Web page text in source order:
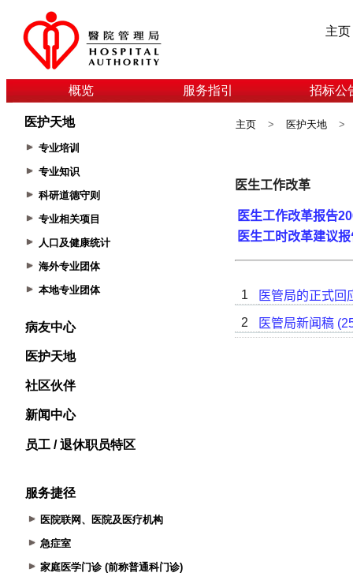
主页
概览 服务指引 招标公
医护天地
专业培训
专业知识
科研道德守则
专业相关项目
人口及健康统计
海外专业团体
本地专业团体
病友中心
医护天地
社区伙伴
新闻中心
员工 / 退休职员特区
服务捷径
医院联网、医院及医疗机构
急症室
家庭医学门诊 (前称普通科门诊)
主页 > 医护天地 >